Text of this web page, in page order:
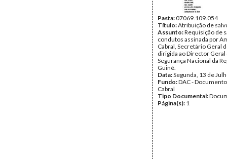
Pasta:07069.109.054
Título:Atribuição de
Assunto:Requisição de
condutos assinada por
Cabral, Secretário Geral
dirigida ao Director Geral
Segurança Nacional da
Guiné.
Data:Segunda, 13 de
Fundo:DAC -
Cabral
Tipo Documental:
Página(s): 1